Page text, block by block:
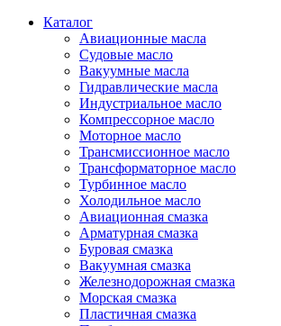
Каталог
Авиационные масла
Судовые масло
Вакуумные масла
Гидравлические масла
Индустриальное масло
Компрессорное масло
Моторное масло
Трансмиссионное масло
Трансформаторное масло
Турбинное масло
Холодильное масло
Авиационная смазка
Арматурная смазка
Буровая смазка
Вакуумная смазка
Железнодорожная смазка
Морская смазка
Пластичная смазка